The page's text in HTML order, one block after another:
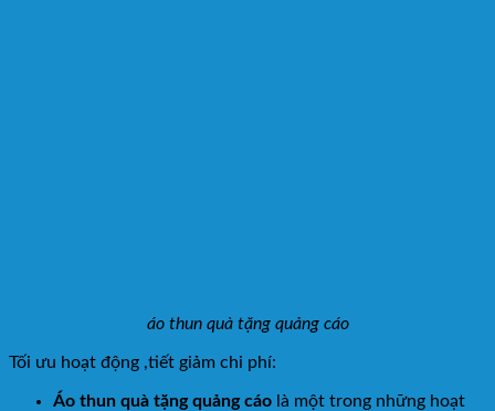
áo thun quà tặng quảng cáo
Tối ưu hoạt động ,tiết giảm chi phí:
Áo thun quà tặng quảng cáo là một trong những hoạt